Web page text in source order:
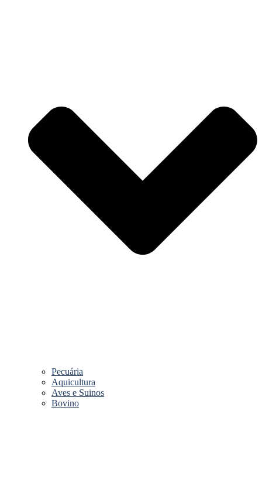
Pecuária
Aquicultura
Aves e Suinos
Bovino